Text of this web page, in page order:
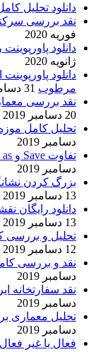
دانلود تحلیل
نقد بررسی
فوریه 2020
دانلود
ژانویه 2020
دانلود
مرطوب 31 دسامبر 2019
نقد بررسی
20 دسامبر 2019
تحلیل کامل
دسامبر 2019
تفاوت Save و Save as در اتوکد-زمان autocad Save as
دسامبر 2019
بزرگ کردن
13 دسامبر 2019
دانلود رایگان
13 دسامبر 2019
تحلیل و بررسی
12 دسامبر 2019
نقد و بررسی
دسامبر 2019
نقد سفارتخانه
دسامبر 2019
تحلیل معماری
دسامبر 2019